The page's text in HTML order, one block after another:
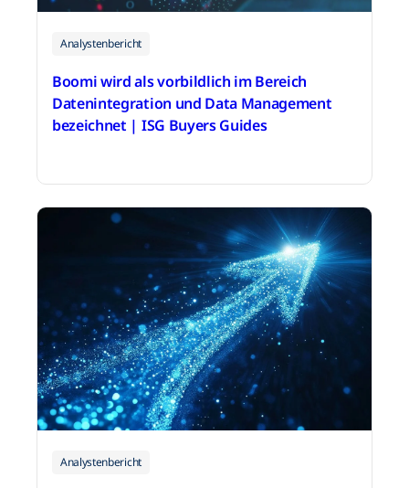
Analystenbericht
Boomi wird als vorbildlich im Bereich
Datenintegration und Data Management
bezeichnet | ISG Buyers Guides
22. Oktober 2025
Analystenbericht